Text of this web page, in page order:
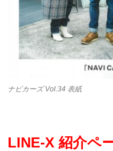
ナビカーズ Vol.34 表紙
LINE-X 紹介ペ